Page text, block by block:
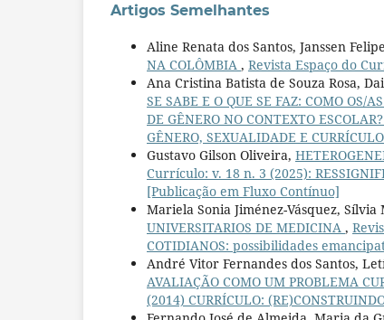
Artigos Semelhantes
Aline Renata dos Santos, Janssen
NA COLÔMBIA , Revista Espaço do
Ana Cristina Batista de Souza Rosa,
SE SABE E O QUE SE FAZ: COMO OS/
DE GÊNERO NO CONTEXTO ESCOLAR?
GÊNERO, SEXUALIDADE E CURRÍCULO
Gustavo Gilson Oliveira,
Currículo: v. 18 n. 3 (2025):
[Publicação em Fluxo Contínuo]
Mariela Sonia Jiménez-Vásquez, Sílvia
UNIVERSITARIOS DE MEDICINA ,
COTIDIANOS: possibilidades
André Vitor Fernandes dos Santos,
AVALIAÇÃO COMO UM PROBLEMA
(2014) CURRÍCULO: